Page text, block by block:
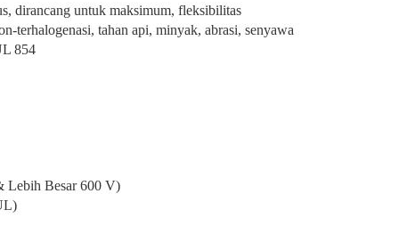
dirancang untuk maksimum, fleksibilitas
terhalogenasi, tahan api, minyak, abrasi, senyawa
854
Lebih Besar 600 V)